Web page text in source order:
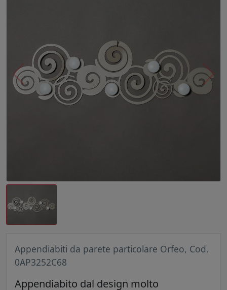
Appendiabiti da parete particolare Orfeo, Cod.
0AP3252C68
Appendiabito dal design molto